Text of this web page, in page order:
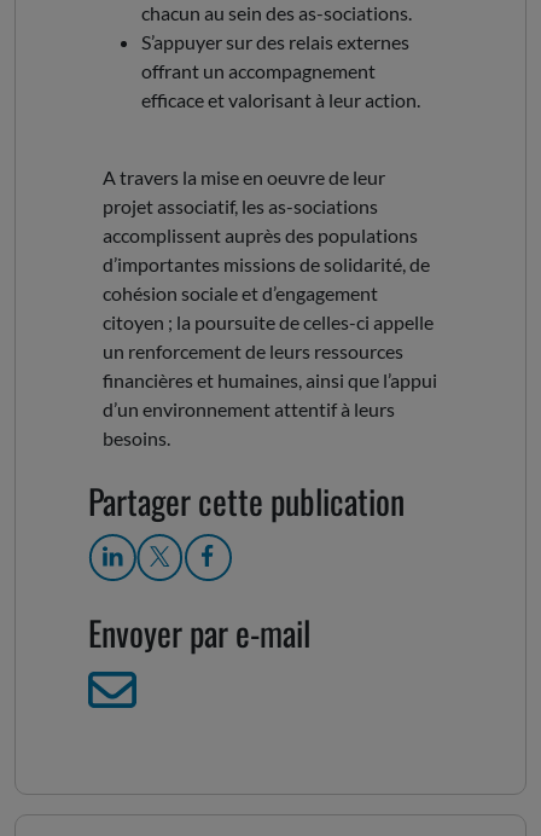
chacun au sein des as-sociations.
S’appuyer sur des relais externes
offrant un accompagnement
efficace et valorisant à leur action.
A travers la mise en oeuvre de leur
projet associatif, les as-sociations
accomplissent auprès des populations
d’importantes missions de solidarité, de
cohésion sociale et d’engagement
citoyen ; la poursuite de celles-ci appelle
un renforcement de leurs ressources
financières et humaines, ainsi que l’appui
d’un environnement attentif à leurs
besoins.
Partager cette publication
Envoyer par e-mail